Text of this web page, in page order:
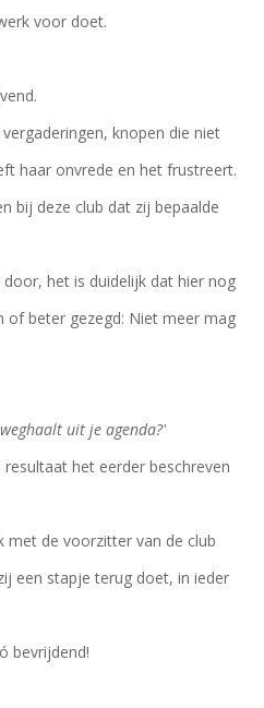
voor doet.
knopen die niet
haar onvrede en het frustreert.
bij deze club dat zij bepaalde
het is duidelijk dat hier nog
of beter gezegd: Niet meer mag
uit je agenda?'
het eerder beschreven
met de voorzitter van de club
een stapje terug doet, in ieder
bevrijdend!